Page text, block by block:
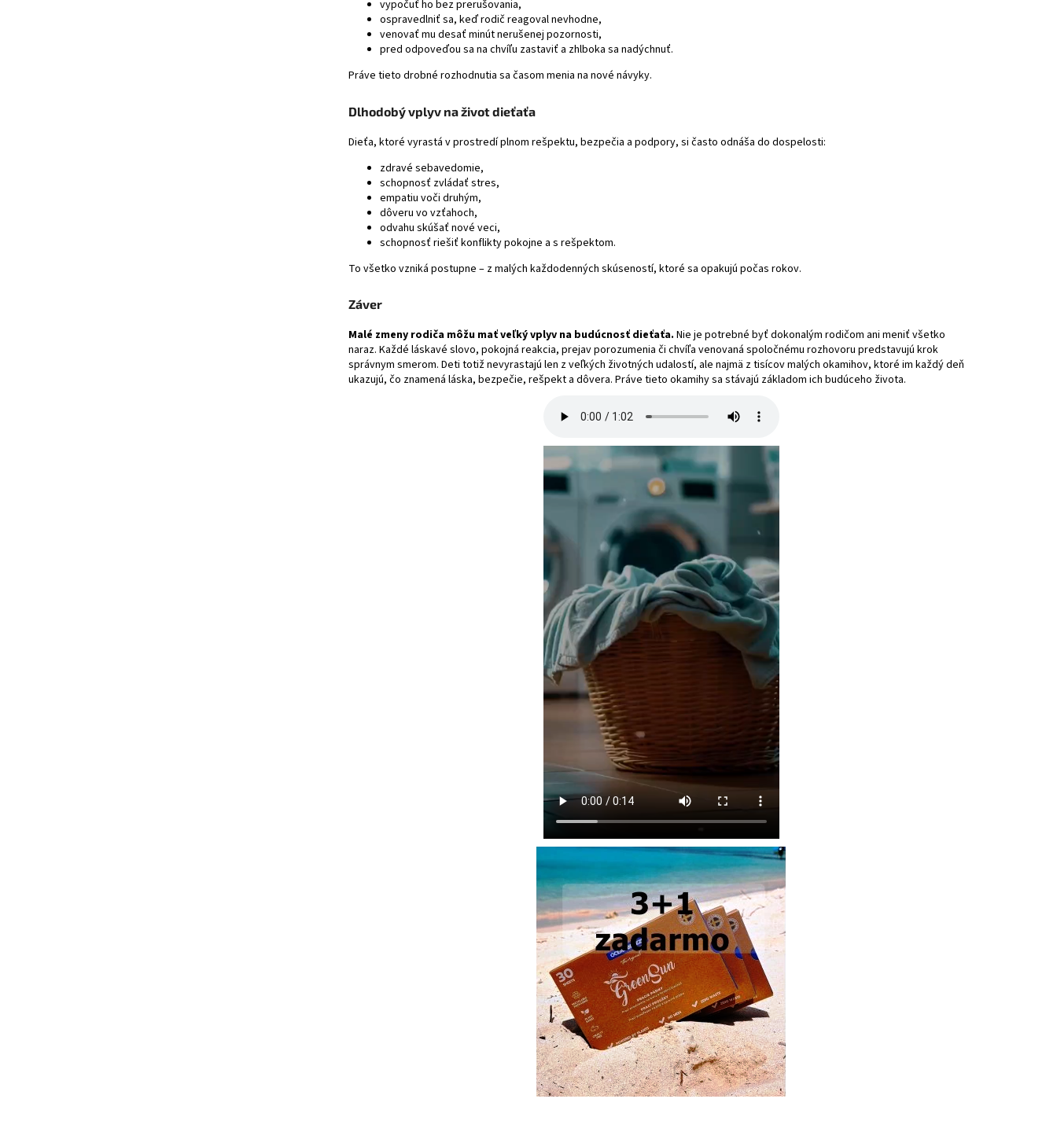
vypočuť ho bez prerušovania,
ospravedlniť sa, keď rodič reagoval nevhodne,
venovať mu desať minút nerušenej pozornosti,
pred odpoveďou sa na chvíľu zastaviť a zhlboka sa nadýchnuť.
Práve tieto drobné rozhodnutia sa časom menia na nové návyky.
Dlhodobý vplyv na život dieťaťa
Dieťa, ktoré vyrastá v prostredí plnom rešpektu, bezpečia a podpory, si často odnáša do dospelosti:
zdravé sebavedomie,
schopnosť zvládať stres,
empatiu voči druhým,
dôveru vo vzťahoch,
odvahu skúšať nové veci,
schopnosť riešiť konflikty pokojne a s rešpektom.
To všetko vzniká postupne – z malých každodenných skúseností, ktoré sa opakujú počas rokov.
Záver
Malé zmeny rodiča môžu mať veľký vplyv na budúcnosť dieťaťa. Nie je potrebné byť dokonalým rodičom ani meniť všetko
naraz. Každé láskavé slovo, pokojná reakcia, prejav porozumenia či chvíľa venovaná spoločnému rozhovoru predstavujú krok
správnym smerom. Deti totiž nevyrastajú len z veľkých životných udalostí, ale najmä z tisícov malých okamihov, ktoré im každý deň
ukazujú, čo znamená láska, bezpečie, rešpekt a dôvera. Práve tieto okamihy sa stávajú základom ich budúceho života.